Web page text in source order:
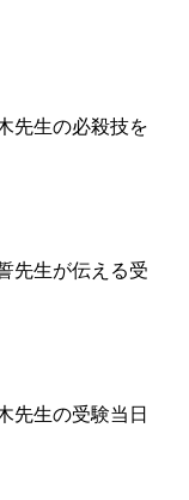
先生の必殺技を
先生が伝える受
先生の受験当日